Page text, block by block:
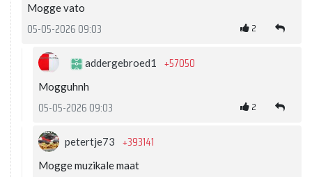
Mogge vato
05-05-2026 09:03 2
addergebroed1 +57050
Mogguhnh
05-05-2026 09:03 2
petertje73 +393141
Mogge muzikale maat